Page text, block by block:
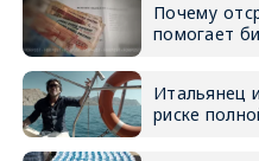
Почему
помогает
Итальянец
риске